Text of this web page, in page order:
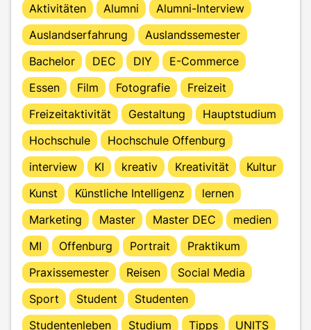
Aktivitäten Alumni
Alumni-Interview
Auslandserfahrung
Auslandssemester
Bachelor
DEC DIY
E-Commerce
Essen
Film Fotografie
Freizeit
Freizeitaktivität
Gestaltung
Hauptstudium
Hochschule
Hochschule Offenburg
interview
KI kreativ Kreativität
Kultur
Kunst
Künstliche Intelligenz
lernen
Marketing
Master Master DEC
medien
MI
Offenburg Portrait
Praktikum
Praxissemester
Reisen
Social Media
Sport
Student
Studenten
Studentenleben
Studium Tipps UNITS